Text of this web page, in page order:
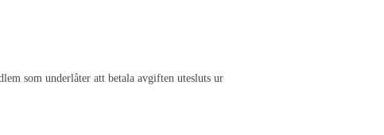
som underlåter att betala avgiften utesluts ur